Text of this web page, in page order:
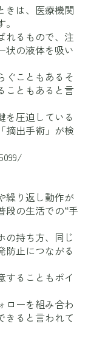
きは、医療機関
れるもので、注
状の液体を吸い
ぐこともあるそ
こともあると言
を圧迫している
摘出手術」が検
繰り返し動作が
段の生活での“手
の持ち方、同じ
防止につながる
することもポイ
ローを組み合わ
きると言われて